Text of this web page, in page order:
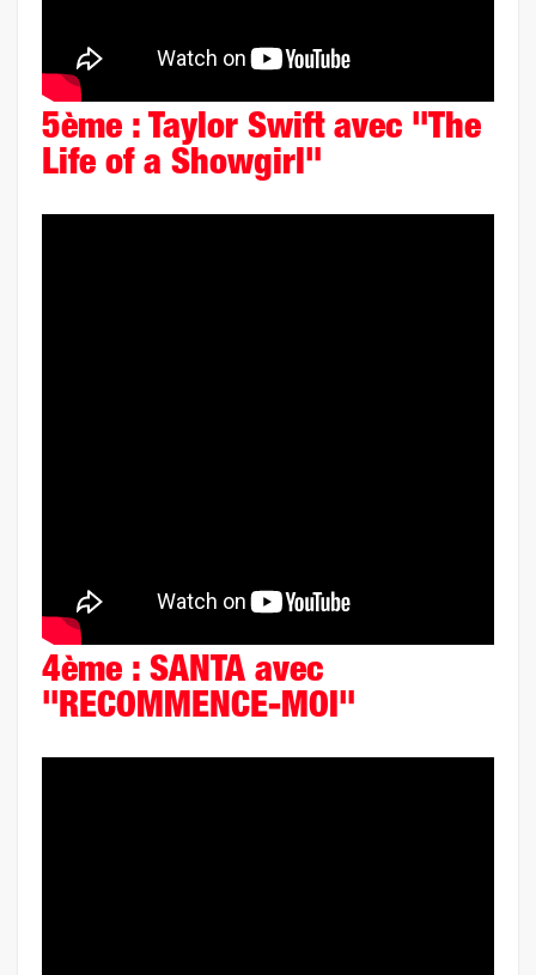
5ème : Taylor Swift avec "The
Life of a Showgirl"
4ème : SANTA avec
"RECOMMENCE-MOI"